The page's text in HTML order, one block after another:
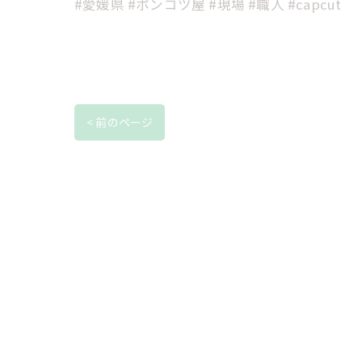
#愛媛県 #ポンコツ屋 #現場 #職人 #capcut
< 前のページ